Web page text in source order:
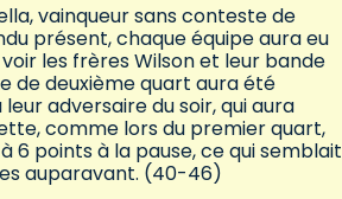
vainqueur sans conteste de
présent, chaque équipe aura eu
les frères Wilson et leur bande
de deuxième quart aura été
adversaire du soir, qui aura
comme lors du premier quart,
points à la pause, ce qui semblait
auparavant. (40-46)